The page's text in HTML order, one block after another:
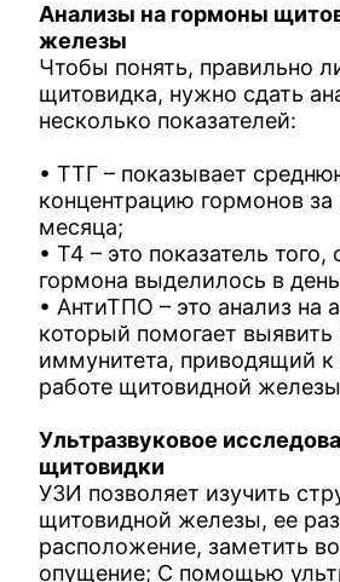
Анализы на гормоны
железы
Чтобы понять, правильно
щитовидка, нужно сдать
несколько показателей:
• ТТГ – показывает
концентрацию гормонов за
месяца;
• Т4 – это показатель того,
гормона выделилось в
• АнтиТПО – это анализ на
который помогает выявить
иммунитета, приводящий
работе щитовидной
Ультразвуковое
щитовидки
УЗИ позволяет изучить
щитовидной железы, ее
расположение, заметить
опущение; С помощью